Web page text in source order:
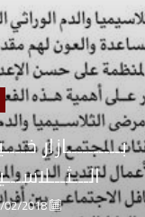
بــــــــــازار
24/02/2018